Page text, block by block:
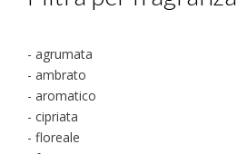
- agrumata
- ambrato
- aromatico
- cipriata
- floreale